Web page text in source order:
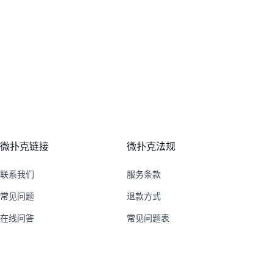
微扑克链接
联系我们
常见问题
在线问答
微扑克法规
服务条款
退款方式
常见问题表